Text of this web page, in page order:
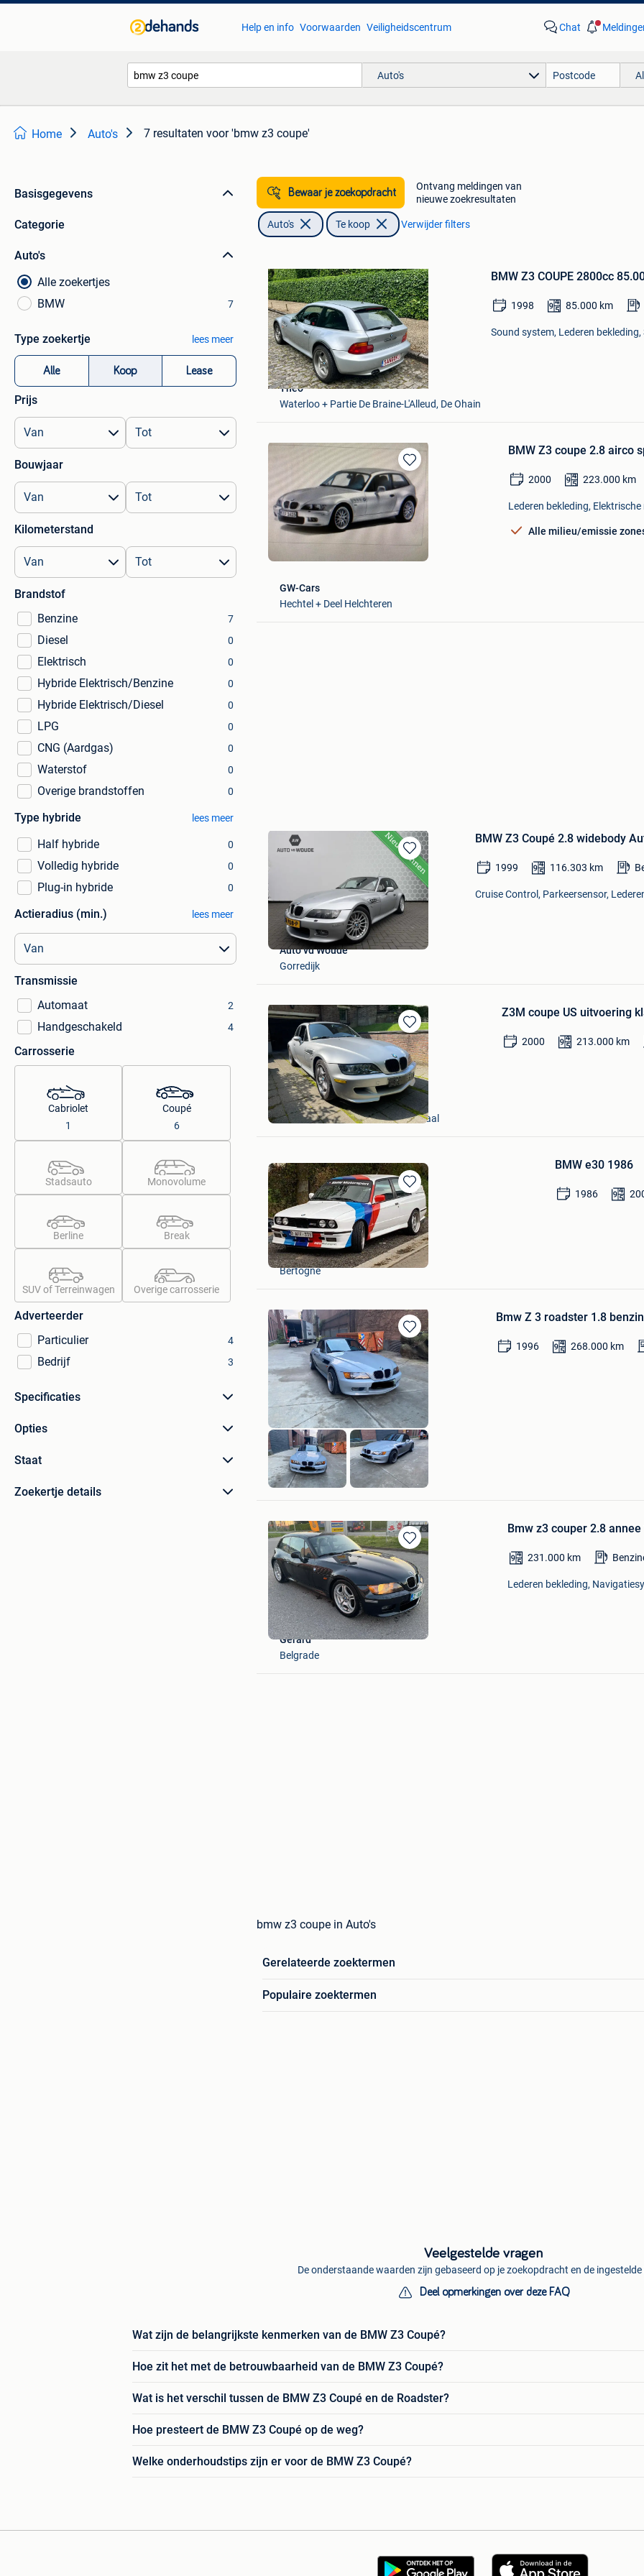
Help en info Voorwaarden Veiligheidscentrum Chat
Auto's
Home Auto's 7 resultaten voor 'bmw z3 coupe'
Basisgegevens
Categorie
Auto's
Alle zoekertjes
BMW
7
Type zoekertje lees meer
Alle Koop Lease
Prijs
Bouwjaar
Kilometerstand
Brandstof
Benzine
7
Diesel 0
Elektrisch 0
Hybride Elektrisch/Benzine 0
Hybride Elektrisch/Diesel 0
LPG 0
CNG (Aardgas) 0
Waterstof 0
Overige brandstoffen 0
Type hybride lees meer
Half hybride 0
Volledig hybride 0
Plug-in hybride 0
Actieradius (min.) lees meer
Transmissie
Automaat
2
Handgeschakeld 4
Carrosserie
Cabriolet
1
Coupé
6
Stadsauto Monovolume
Berline Break
SUV of Terreinwagen Overige carrosserie
Adverteerder
Particulier
4
Bedrijf 3
Specificaties
Opties
Staat
Zoekertje details
Bewaar je zoekopdracht
Ontvang meldingen van
nieuwe zoekresultaten
Auto's Te koop Verwijder filters
Mijn
Favorieten
BMW Z3 COUPE 2800cc
1998 85.000 km
Sound system, Lederen
Théo
Waterloo + Partie De Braine-L'Alleud, De Ohain
Bewaren
in
Mijn
Favorieten
BMW Z3 coupe 2.8 airco
2000 223.000 km
Lederen bekleding,
Alle milieu/emissie
GW-Cars
Hechtel + Deel Helchteren
Bewaren
Mijn
Favorieten
BMW Z3 Coupé 2.8 widebody
1999 116.303 km
Cruise Control, Parkeersensor,
Auto vd Woude
Gorredijk
Bewaren
in
Mijn
Favorieten
Z3M coupe US uitvoering
2000 213.000 km
S.H
St-Kwintens-Lennik + Deel Roosdaal
Bewaren
in
Mijn
Favorieten
BMW e30 1986
1986
BMwPoWer
Bertogne
Bewaren
in
Mijn
Favorieten
Bmw Z 3 roadster 1.8
1996 268.000 km
K&S
Antwerpen
Bewaren
in
Mijn
Favorieten
Bmw z3 couper 2.8
231.000 km
Lederen bekleding,
Gérard
Belgrade
bmw z3 coupe in Auto's
Gerelateerde zoektermen
Populaire zoektermen
Veelgestelde vragen
De onderstaande waarden zijn gebaseerd op je zoekopdracht en de
Deel opmerkingen over deze FAQ
Wat zijn de belangrijkste kenmerken van de BMW Z3 Coupé?
Hoe zit het met de betrouwbaarheid van de BMW Z3 Coupé?
Wat is het verschil tussen de BMW Z3 Coupé en de Roadster?
Hoe presteert de BMW Z3 Coupé op de weg?
Welke onderhoudstips zijn er voor de BMW Z3 Coupé?